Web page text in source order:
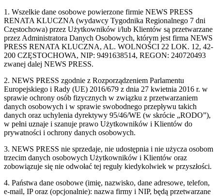
1. Wszelkie dane osobowe powierzone firmie NEWS PRESS
RENATA KLUCZNA (wydawcy Tygodnika Regionalnego 7 dni
Częstochowa) przez Użytkowników i/lub Klientów są przetwarzane
przez Administratora Danych Osobowych, którym jest firma NEWS
PRESS RENATA KLUCZNA, AL. WOLNOŚCI 22 LOK. 12, 42-
200 CZĘSTOCHOWA, NIP: 9491638514, REGON: 240720493
zwanej dalej NEWS PRESS.
2. NEWS PRESS zgodnie z Rozporządzeniem Parlamentu
Europejskiego i Rady (UE) 2016/679 z dnia 27 kwietnia 2016 r. w
sprawie ochrony osób fizycznych w związku z przetwarzaniem
danych osobowych i w sprawie swobodnego przepływu takich
danych oraz uchylenia dyrektywy 95/46/WE (w skrócie „RODO”),
w pełni uznaje i szanuje prawo Użytkowników i Klientów do
prywatności i ochrony danych osobowych.
3. NEWS PRESS nie sprzedaje, nie udostępnia i nie użycza osobom
trzecim danych osobowych Użytkowników i Klientów oraz
zobowiązuje się nie odwołać tej reguły kiedykolwiek w przyszłości.
4. Państwa dane osobowe (imię, nazwisko, dane adresowe, telefon,
e-mail, IP oraz (opcjonalnie): nazwa firmy i NIP, będą przetwarzane